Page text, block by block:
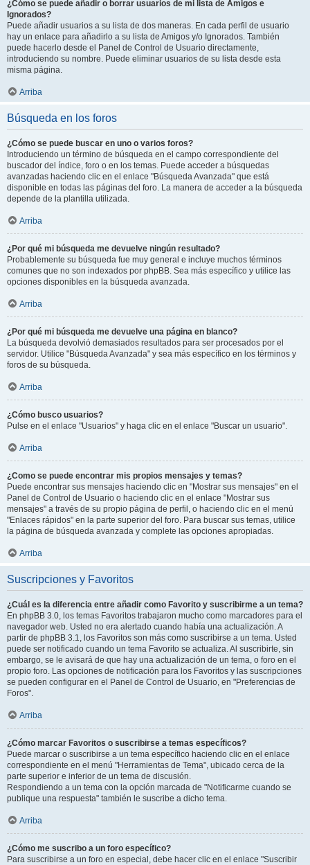
¿Cómo se puede añadir o borrar usuarios de mi lista de Amigos e
Ignorados?
Puede añadir usuarios a su lista de dos maneras. En cada perfil de usuario
hay un enlace para añadirlo a su lista de Amigos y/o Ignorados. También
puede hacerlo desde el Panel de Control de Usuario directamente,
introduciendo su nombre. Puede eliminar usuarios de su lista desde esta
misma página.
Arriba
Búsqueda en los foros
¿Cómo se puede buscar en uno o varios foros?
Introduciendo un término de búsqueda en el campo correspondiente del
buscador del índice, foro o en los temas. Puede acceder a búsquedas
avanzadas haciendo clic en el enlace "Búsqueda Avanzada" que está
disponible en todas las páginas del foro. La manera de acceder a la búsqueda
depende de la plantilla utilizada.
Arriba
¿Por qué mi búsqueda me devuelve ningún resultado?
Probablemente su búsqueda fue muy general e incluye muchos términos
comunes que no son indexados por phpBB. Sea más específico y utilice las
opciones disponibles en la búsqueda avanzada.
Arriba
¿Por qué mi búsqueda me devuelve una página en blanco?
La búsqueda devolvió demasiados resultados para ser procesados por el
servidor. Utilice "Búsqueda Avanzada" y sea más específico en los términos y
foros de su búsqueda.
Arriba
¿Cómo busco usuarios?
Pulse en el enlace "Usuarios" y haga clic en el enlace "Buscar un usuario".
Arriba
¿Como se puede encontrar mis propios mensajes y temas?
Puede encontrar sus mensajes haciendo clic en "Mostrar sus mensajes" en el
Panel de Control de Usuario o haciendo clic en el enlace "Mostrar sus
mensajes" a través de su propio página de perfil, o haciendo clic en el menú
"Enlaces rápidos" en la parte superior del foro. Para buscar sus temas, utilice
la página de búsqueda avanzada y complete las opciones apropiadas.
Arriba
Suscripciones y Favoritos
¿Cuál es la diferencia entre añadir como Favorito y suscribirme a un tema?
En phpBB 3.0, los temas Favoritos trabajaron mucho como marcadores para el
navegador web. Usted no era alertado cuando había una actualización. A
partir de phpBB 3.1, los Favoritos son más como suscribirse a un tema. Usted
puede ser notificado cuando un tema Favorito se actualiza. Al suscribirte, sin
embargo, se le avisará de que hay una actualización de un tema, o foro en el
propio foro. Las opciones de notificación para los Favoritos y las suscripciones
se pueden configurar en el Panel de Control de Usuario, en "Preferencias de
Foros".
Arriba
¿Cómo marcar Favoritos o suscribirse a temas específicos?
Puede marcar o suscribirse a un tema específico haciendo clic en el enlace
correspondiente en el menú "Herramientas de Tema", ubicado cerca de la
parte superior e inferior de un tema de discusión.
Respondiendo a un tema con la opción marcada de "Notificarme cuando se
publique una respuesta" también le suscribe a dicho tema.
Arriba
¿Cómo me suscribo a un foro específico?
Para suscribirse a un foro en especial, debe hacer clic en el enlace "Suscribir